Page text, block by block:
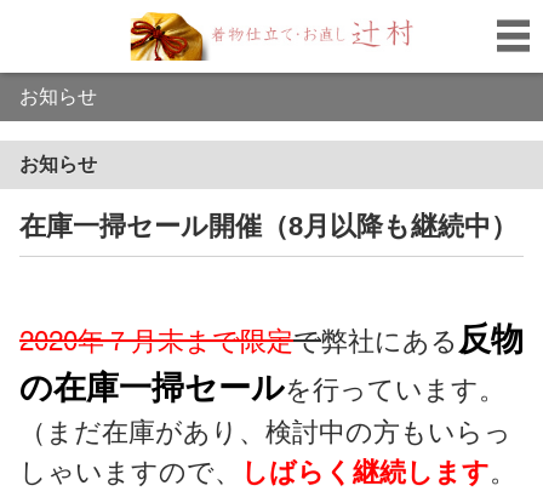
お知らせ
お知らせ
在庫一掃セール開催（8月以降も継続中）
2020年７月末まで限定で弊社にある反物
の在庫一掃セールを行っています。
（まだ在庫があり、検討中の方もいらっ
しゃいますので、
しばらく継続します。